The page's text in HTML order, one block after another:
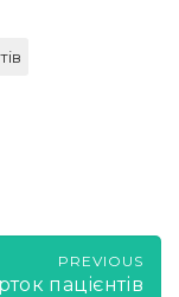
PREVIOUS
пацієнтів